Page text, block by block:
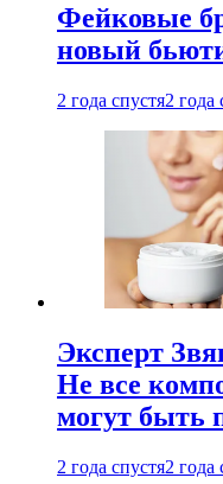
Фейковые
новый
2 года спустя2 года
Эксперт
Не все
могут быть
2 года спустя2 года